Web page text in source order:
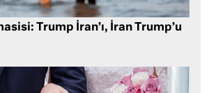
Trump İran’ı, İran Trump’u